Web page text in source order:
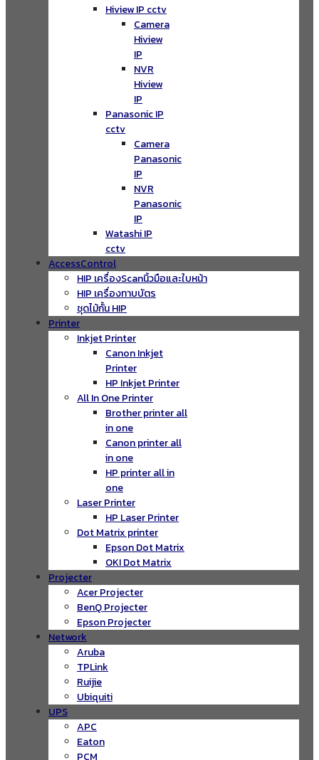
Hiview IP cctv
Camera
Hiview
IP
NVR
Hiview
IP
Panasonic IP
cctv
Camera
Panasonic
IP
NVR
Panasonic
IP
Watashi IP
cctv
AccessControl
HIP เครื่องScanนิ้วมือและใบหน้า
HIP เครื่องทาบบัตร
ชุดไม้กั้น HIP
Printer
Inkjet Printer
Canon Inkjet
Printer
HP Inkjet Printer
All In One Printer
Brother printer all
in one
Canon printer all
in one
HP printer all in
one
Laser Printer
HP Laser Printer
Dot Matrix printer
Epson Dot Matrix
OKI Dot Matrix
Projecter
Acer Projecter
BenQ Projecter
Epson Projecter
Network
Aruba
TPLink
Ruijie
Ubiquiti
UPS
APC
Eaton
PCM